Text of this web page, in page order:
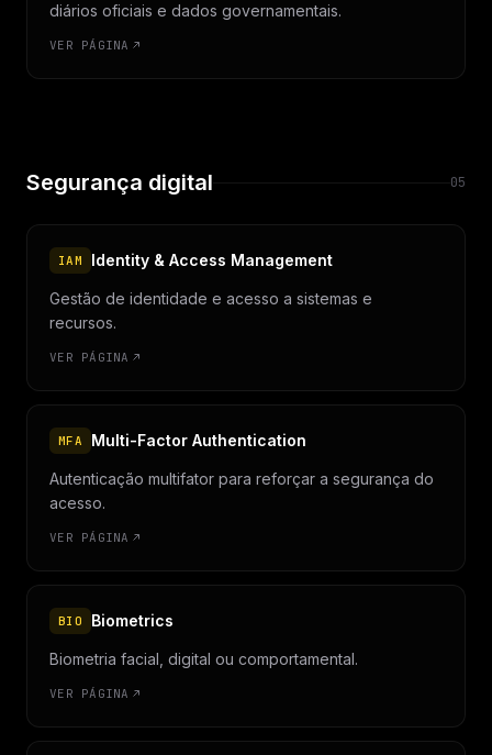
diários oficiais e dados governamentais.
VER PÁGINA
Segurança digital 05
IAM Identity & Access Management
Gestão de identidade e acesso a sistemas e
recursos.
VER PÁGINA
MFA Multi-Factor Authentication
Autenticação multifator para reforçar a segurança do
acesso.
VER PÁGINA
BIO Biometrics
Biometria facial, digital ou comportamental.
VER PÁGINA